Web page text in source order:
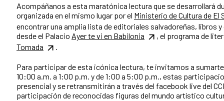
Acompáñanos a esta maratónica lectura que se desarrollará
organizada en el mismo lugar por el Ministerio de Cultura de El
encontrar una amplia lista de editoriales salvadoreñas, libros
desde el Palacio Ayer te vi en Babilonia
, el programa de
Tomada
Para participar de esta icónica lectura, te invitamos a
10:00 a.m. a 1:00 p.m. y de 1:00 a 5:00 p.m., estas
presencial y se retransmitirán a través del facebook live del
participación de reconocidas figuras del mundo artístico